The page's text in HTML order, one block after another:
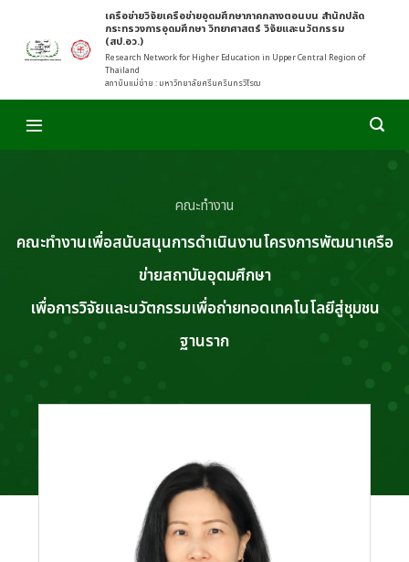
content
เครือข่ายวิจัยเครือข่ายอุดมศึกษาภาคกลางตอนบน สำนักปลัด
กระทรวงการอุดมศึกษา วิทยาศาสตร์ วิจัยและนวัตกรรม
(สป.อว.)
Research Network for Higher Education in Upper Central Region of
Thailand
สถาบันแม่ข่าย : มหาวิทยาลัยศรีนครินทรวิโรฒ
คณะทำงาน
คณะทำงานเพื่อสนับสนุนการดำเนินงานโครงการพัฒนาเครือ
ข่ายสถาบันอุดมศึกษา
เพื่อการวิจัยและนวัตกรรมเพื่อถ่ายทอดเทคโนโลยีสู่ชุมชน
ฐานราก